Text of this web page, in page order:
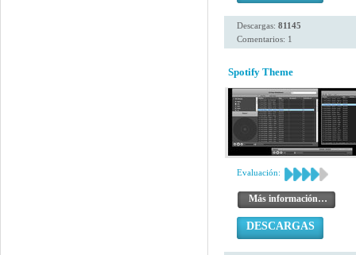
Descargas: 81145
Comentarios: 1
Spotify Theme
Evaluación:
Más información…
DESCARGAS